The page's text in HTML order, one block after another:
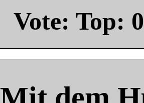
Vote: Top: 0